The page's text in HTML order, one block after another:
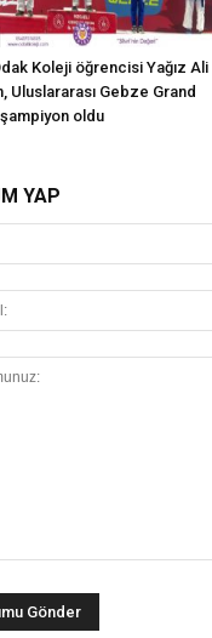
Koleji öğrencisi Yağız Ali
Uluslararası Gebze Grand
oldu
YAP